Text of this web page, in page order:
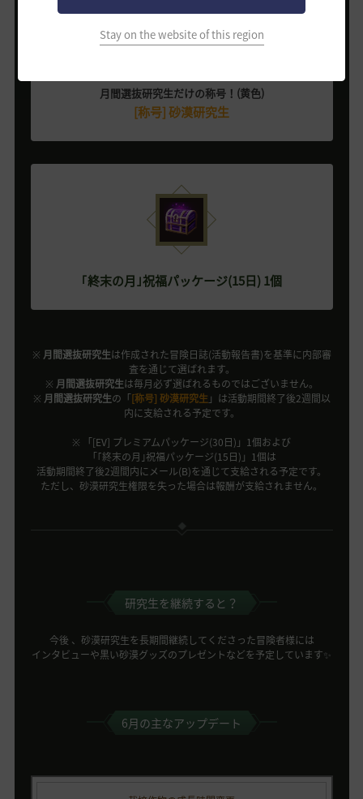
Stay on the website of this region
月間選抜研究生だけの称号！(黄色)
[称号] 砂漠研究生
｢終末の月｣祝福パッケージ(15日) 1個
※ 月間選抜研究生は作成された冒険日誌(活動報告書)を基準に内部審
査を通じて選ばれます。
※ 月間選抜研究生は毎月必ず選ばれるものではございません。
※ 月間選抜研究生の「[称号] 砂漠研究生」は活動期間終了後2週間以
内に支給される予定です。
※ 「[EV] プレミアムパッケージ(30日)」1個および
「｢終末の月｣祝福パッケージ(15日)」1個は
活動期間終了後2週間内にメール(B)を通じて支給される予定です。
ただし、砂漠研究生権限を失った場合は報酬が支給されません。
研究生を継続すると？
今後 、砂漠研究生を長期間継続してくださった冒険者様には
インタビューや黒い砂漠グッズのプレゼントなどを予定しています✨
6月の主なアップデート